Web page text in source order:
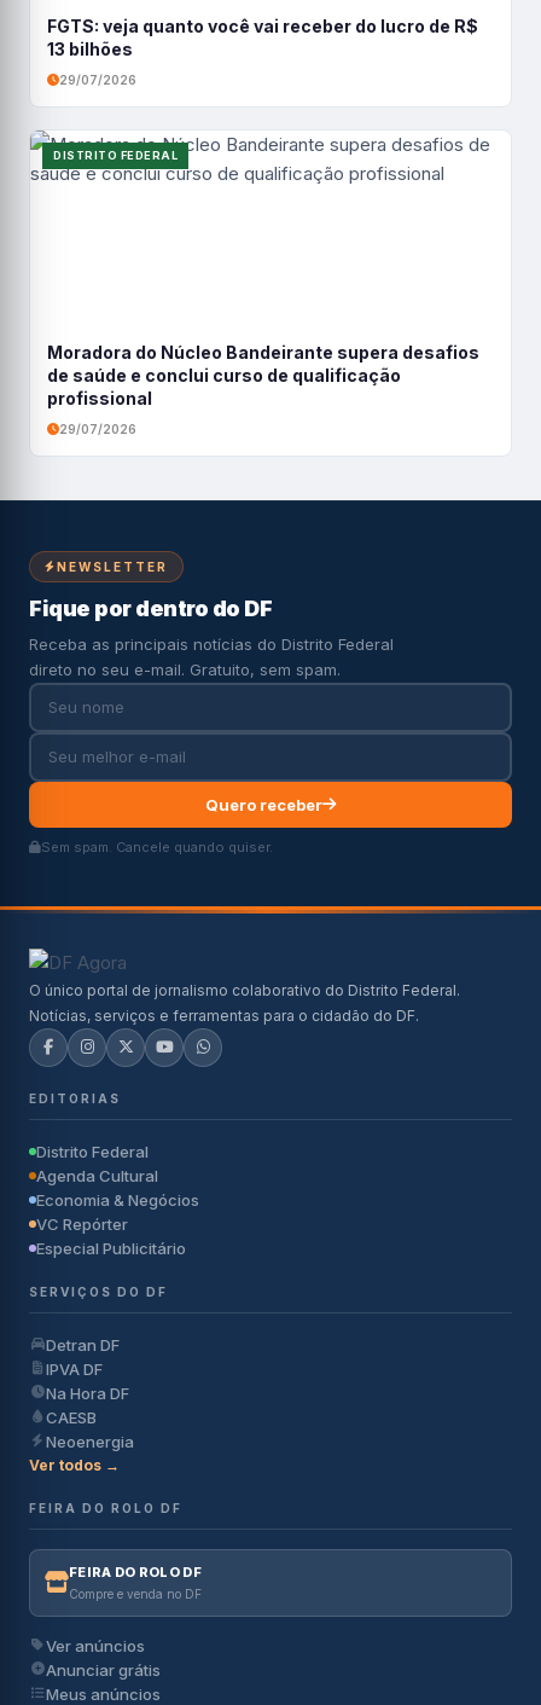
FGTS: veja quanto você vai receber do lucro de R$
13 bilhões
29/07/2026
DISTRITO FEDERAL
Moradora do Núcleo Bandeirante supera desafios
de saúde e conclui curso de qualificação
profissional
29/07/2026
NEWSLETTER
Fique por dentro do DF
Receba as principais notícias do Distrito Federal
direto no seu e-mail. Gratuito, sem spam.
Quero receber
Sem spam. Cancele quando quiser.
O único portal de jornalismo colaborativo do Distrito Federal.
Notícias, serviços e ferramentas para o cidadão do DF.
EDITORIAS
Distrito Federal
Agenda Cultural
Economia & Negócios
VC Repórter
Especial Publicitário
SERVIÇOS DO DF
Detran DF
IPVA DF
Na Hora DF
CAESB
Neoenergia
Ver todos →
FEIRA DO ROLO DF
FEIRA DO ROLO DF
Compre e venda no DF
Ver anúncios
Anunciar grátis
Meus anúncios